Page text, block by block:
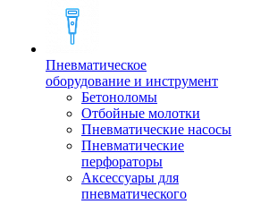
Пневматическое
оборудование и инструмент
Бетоноломы
Отбойные молотки
Пневматические насосы
Пневматические
перфораторы
Аксессуары для
пневматического